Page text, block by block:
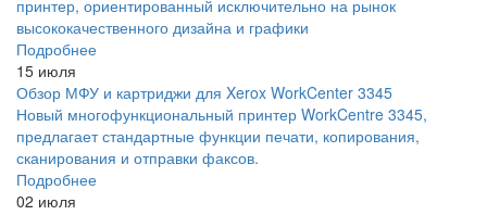
принтер, ориентированный исключительно на рынок
высококачественного дизайна и графики
Подробнее
15 июля
Обзор МФУ и картриджи для Xerox WorkCenter 3345
Новый многофункциональный принтер WorkCentre 3345,
предлагает стандартные функции печати, копирования,
сканирования и отправки факсов.
Подробнее
02 июля